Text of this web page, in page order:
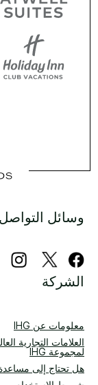
وسائل
الشركة
معلومات عن IHG
العلامات التجارية
لمجموعة IHG
هل تحتاج إلى